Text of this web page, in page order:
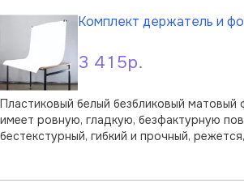
3 415р.
Комплект держатель и
Пластиковый белый безбликовый матовый
имеет ровную, гладкую, безфактурную
бестекстурный, гибкий и прочный,